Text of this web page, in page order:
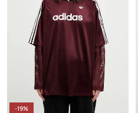
-19%